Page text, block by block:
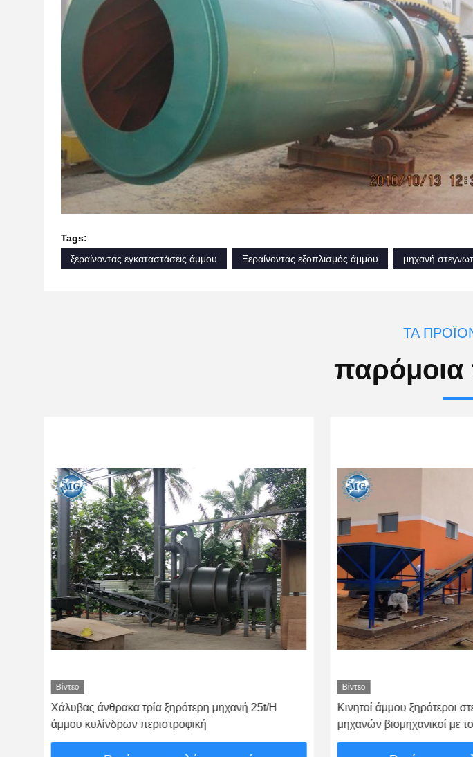
Tags:
ξεραίνοντας εγκαταστάσεις άμμου
Ξεραίνοντας εξοπλισμός άμμου μηχανή
ΤΑ
παρόμοια
Βίντεο
Χάλυβας άνθρακα τρία ξηρότερη μηχανή 25t/H
άμμου κυλίνδρων περιστροφική
Βίντεο
Κινητοί άμμου ξηρότεροι
μηχανών βιομηχανικοί με
άνθρακα καυσίμων